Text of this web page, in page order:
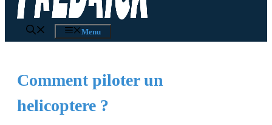
Menu
Comment piloter un
helicoptere ?